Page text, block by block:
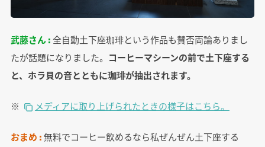
武藤さん :全自動土下座珈琲という作品も賛否両論ありまし
たが話題になりました。 コーヒーマシーンの前で土下座する
と、ホラ貝の音とともに珈琲が抽出されます。
※ メディアに取り上げられたときの様子はこちら。
おまめ :無料でコーヒー飲めるなら私ぜんぜん土下座する